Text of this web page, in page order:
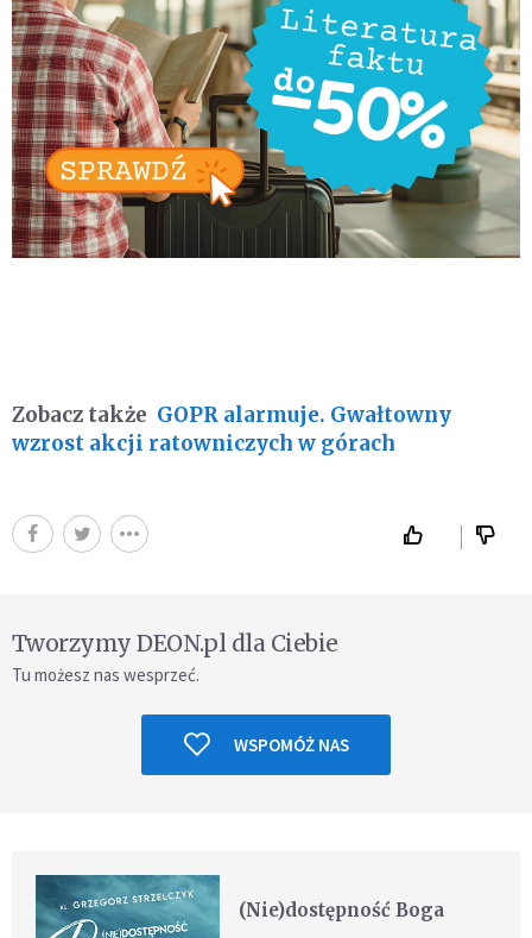
Zobacz także GOPR alarmuje. Gwałtowny
wzrost akcji ratowniczych w górach
Tworzymy DEON.pl dla Ciebie
Tu możesz nas wesprzeć.
WSPOMÓŻ NAS
(Nie)dostępność Boga